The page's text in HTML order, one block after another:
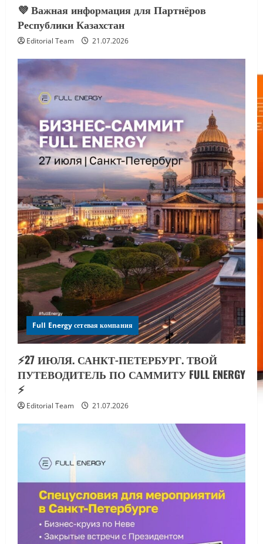
💜 Важная информация для Партнёров
Республики Казахстан
Editorial Team 21.07.2026
Full Energy сетевая компания
⚡️27 ИЮЛЯ. САНКТ-ПЕТЕРБУРГ. ТВОЙ
ПУТЕВОДИТЕЛЬ ПО САММИТУ FULL ENERGY
⚡️
Editorial Team 21.07.2026